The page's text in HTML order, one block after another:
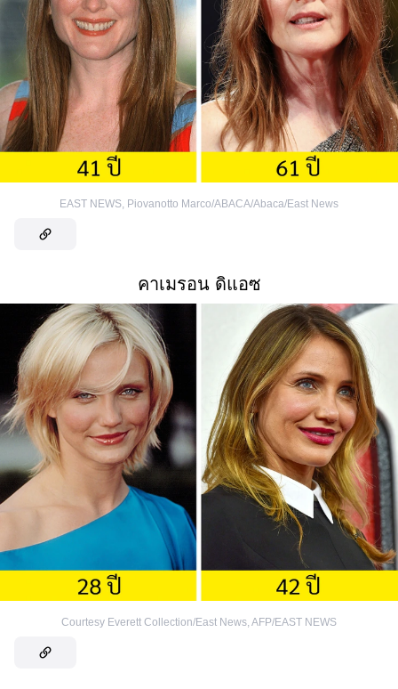
EAST NEWS Piovanotto Marco/ABACA/Abaca/East News
คาเมรอน ดิแอซ
Courtesy Everett Collection/East News, AFP/EAST NEWS